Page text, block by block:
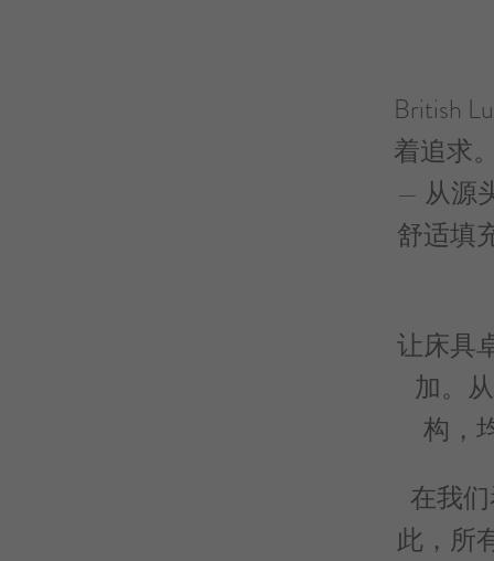
British
着追求
— 从源
舒适填
让床具
加。
构，
在我
此，所